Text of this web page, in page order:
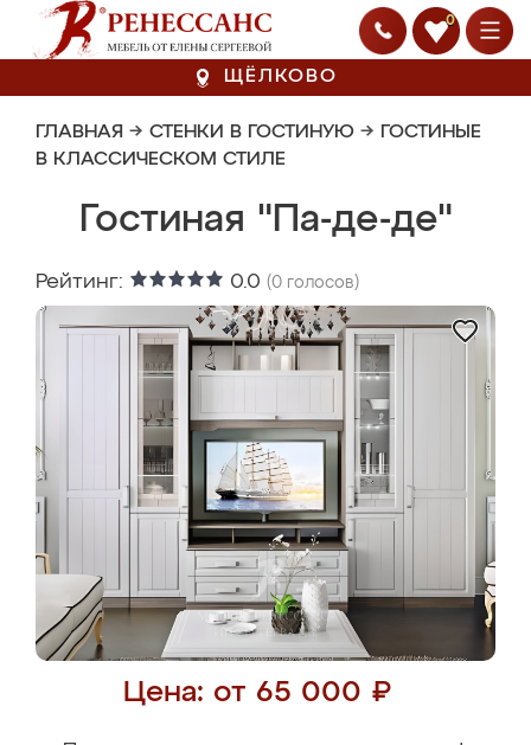
0
ЩЁЛКОВО
ГЛАВНАЯ → СТЕНКИ В ГОСТИНУЮ → ГОСТИНЫЕ
В КЛАССИЧЕСКОМ СТИЛЕ
Гостиная "Па-де-де"
Рейтинг: 0.0 (0 голосов)
Цена: от 65 000 ₽